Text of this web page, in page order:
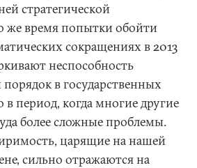
стратегической
же время попытки обойти
сокращениях в 2013
неспособность
в государственных
период, когда многие другие
более сложные проблемы.
царящие на нашей
сильно отражаются на